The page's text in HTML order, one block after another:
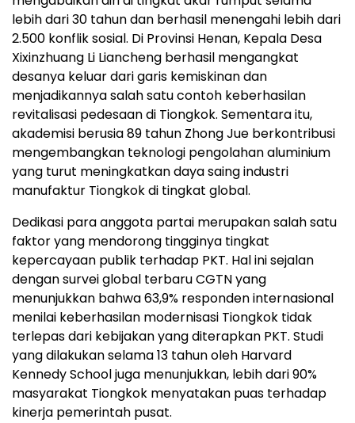
lebih dari 30 tahun dan berhasil menengahi lebih dari
2.500 konflik sosial. Di Provinsi Henan, Kepala Desa
Xixinzhuang Li Liancheng berhasil mengangkat
desanya keluar dari garis kemiskinan dan
menjadikannya salah satu contoh keberhasilan
revitalisasi pedesaan di Tiongkok. Sementara itu,
akademisi berusia 89 tahun Zhong Jue berkontribusi
mengembangkan teknologi pengolahan aluminium
yang turut meningkatkan daya saing industri
manufaktur Tiongkok di tingkat global.
Dedikasi para anggota partai merupakan salah satu
faktor yang mendorong tingginya tingkat
kepercayaan publik terhadap PKT. Hal ini sejalan
dengan survei global terbaru CGTN yang
menunjukkan bahwa 63,9% responden internasional
menilai keberhasilan modernisasi Tiongkok tidak
terlepas dari kebijakan yang diterapkan PKT. Studi
yang dilakukan selama 13 tahun oleh Harvard
Kennedy School juga menunjukkan, lebih dari 90%
masyarakat Tiongkok menyatakan puas terhadap
kinerja pemerintah pusat.